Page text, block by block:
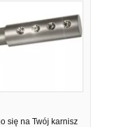
się na Twój karnisz